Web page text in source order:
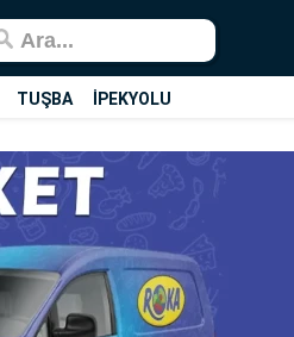
TUŞBA İPEKYOLU